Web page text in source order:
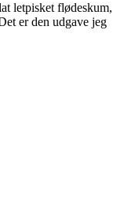
letpisket flødeskum,
er den udgave jeg